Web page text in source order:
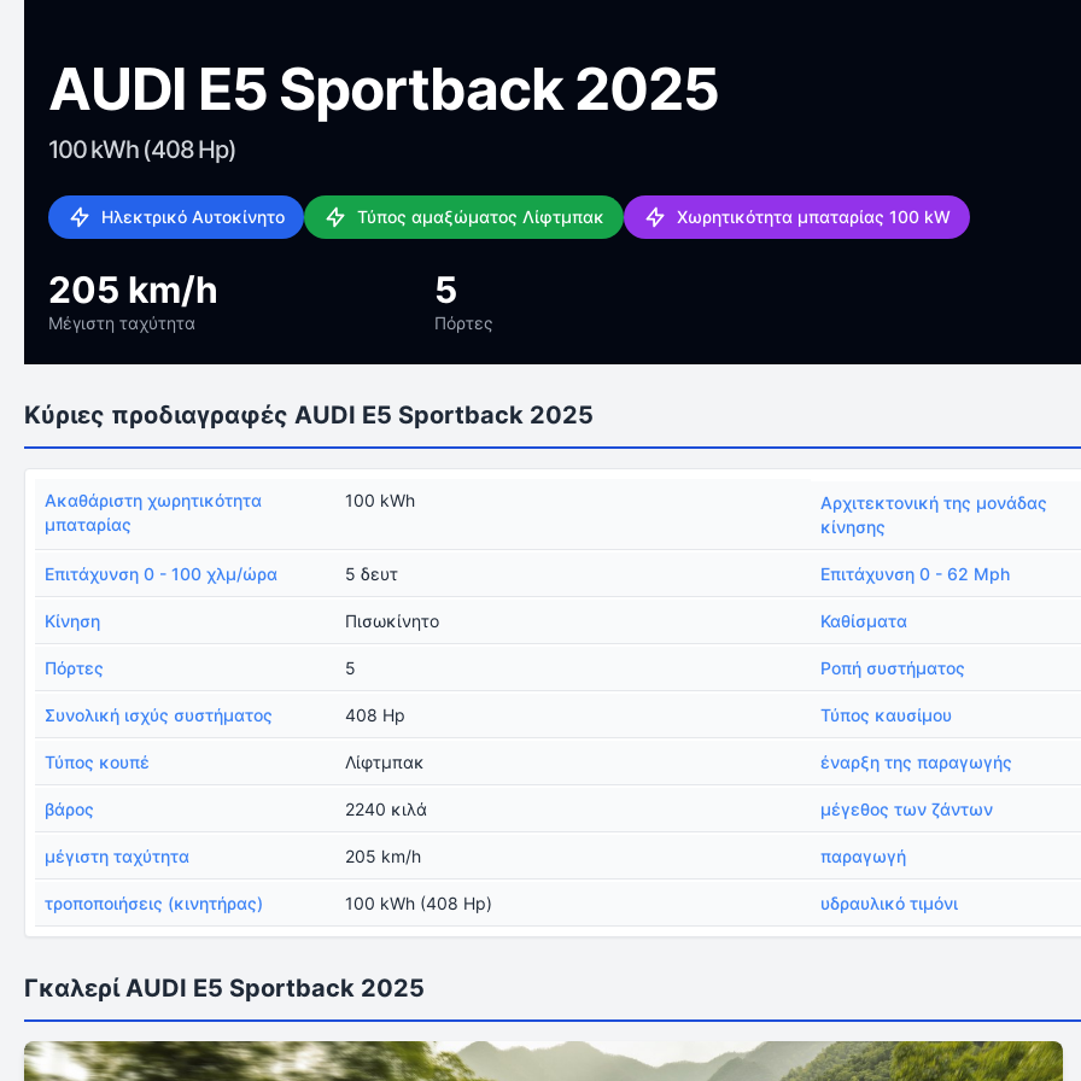
AUDI E5 Sportback 2025
100 kWh (408 Hp)
Ηλεκτρικό Αυτοκίνητο Τύπος αμαξώματος Λίφτμπακ Χωρητικότητα μπαταρίας 100 kW
205 km/h
Μέγιστη ταχύτητα
5
Πόρτες
Κύριες προδιαγραφές AUDI E5 Sportback 2025
Ακαθάριστη χωρητικότητα
μπαταρίας
100 kWh
Αρχιτεκτονική της μονάδας
κίνησης
Επιτάχυνση 0 - 100 χλμ/ώρα 5 δευτ Επιτάχυνση 0 - 62 Mph
Κίνηση Πισωκίνητο Καθίσματα
Πόρτες 5 Ροπή συστήματος
Συνολική ισχύς συστήματος 408 Hp Τύπος καυσίμου
Τύπος κουπέ Λίφτμπακ έναρξη της παραγωγής
βάρος 2240 κιλά μέγεθος των ζάντων
μέγιστη ταχύτητα 205 km/h παραγωγή
τροποποιήσεις (κινητήρας) 100 kWh (408 Hp) υδραυλικό τιμόνι
Γκαλερί AUDI E5 Sportback 2025